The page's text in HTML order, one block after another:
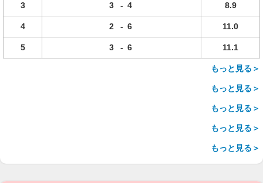
3 3 - 4 8.9
4 2 - 6 11.0
5 3 - 6 11.1
もっと見る＞
もっと見る＞
もっと見る＞
もっと見る＞
もっと見る＞